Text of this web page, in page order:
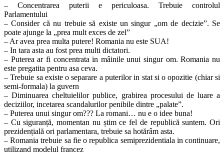
– Concentrarea puterii e periculoasa. Trebuie controlul
Parlamentului
– Consider că nu trebuie să existe un singur „om de decizie”. Se
poate ajunge la „prea mult exces de zel”
– Ar avea prea multa putere! Romania nu este SUA!
– In tara asta au fost prea multi dictatori.
– Puterea ar fi concentrata in mâinile unui singur om. Romania nu
este pregatita pentru asa ceva.
– Trebuie sa existe o separare a puterilor in stat si o opozitie (chiar si
semi-formala) la guvern
– Diminuarea cheltuielilor publice, grabirea procesului de luare a
deciziilor, incetarea scandalurilor penibile dintre „palate”.
– Puterea unui singur om??? La romani… nu e o idee buna!
– Cu siguranță, momentan nu știm ce fel de republică suntem. Ori
prezidențială ori parlamentara, trebuie sa hotărâm asta.
– Romania trebuie sa fie o republica semiprezidentiala in continuare,
utilizand modelul francez